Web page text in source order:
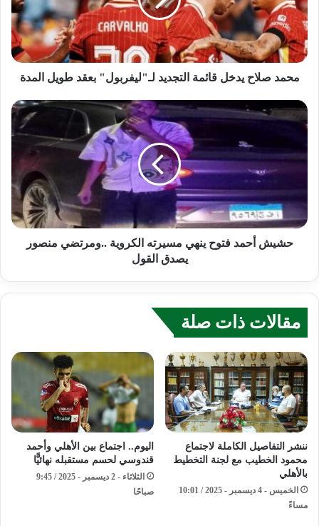
محمد صلاح يدخل قائمة التجديد لـ"ليفربول" بعقد طويل المدة
حشيش أحمد فتوح ينهي مسيرته الكروية ..ومرتضي منصور
يصدق القول
مقالات ذات صلة
ننشر التفاصيل الكاملة لاجتماع
محمود الخطيب مع لجنة التخطيط
بالأهلي
الخميس - 4 ديسمبر - 2025 / 10:01
مساءً
اليوم.. اجتماع بين الأهلي وأحمد
قندوسي لحسم مستقبله نهائيًّا
الثلاثاء - 2 ديسمبر - 2025 / 9:45
صباحًا